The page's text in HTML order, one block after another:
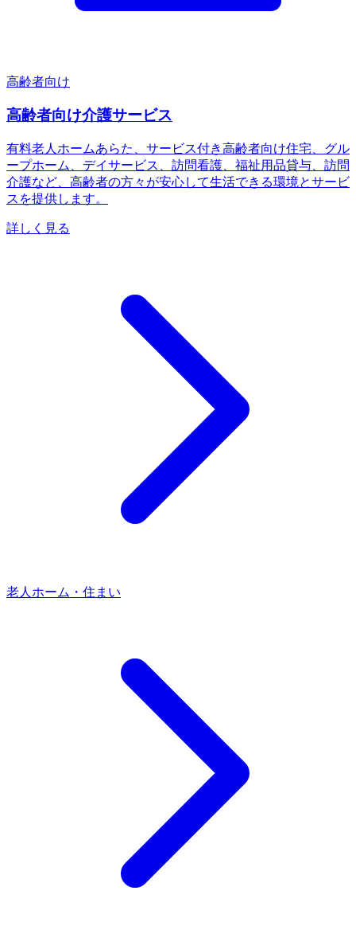
高齢者向け
高齢者向け介護サービス
有料老人ホームあらた、サービス付き高齢者向け住宅、グル
ープホーム、デイサービス、訪問看護、福祉用品貸与、訪問
介護など、高齢者の方々が安心して生活できる環境とサービ
スを提供します。
詳しく見る
老人ホーム・住まい